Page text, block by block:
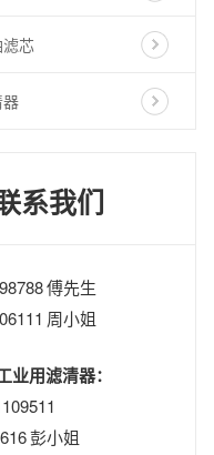
芯
系我们
傅先生
周小姐
业用滤清器：
彭小姐